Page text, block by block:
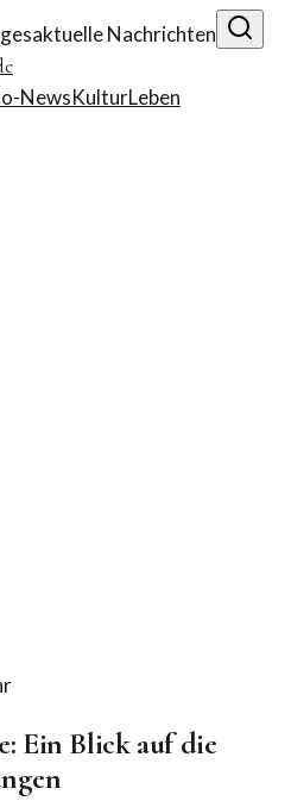
Nachrichten
NewsKulturLeben
Ein Blick auf die